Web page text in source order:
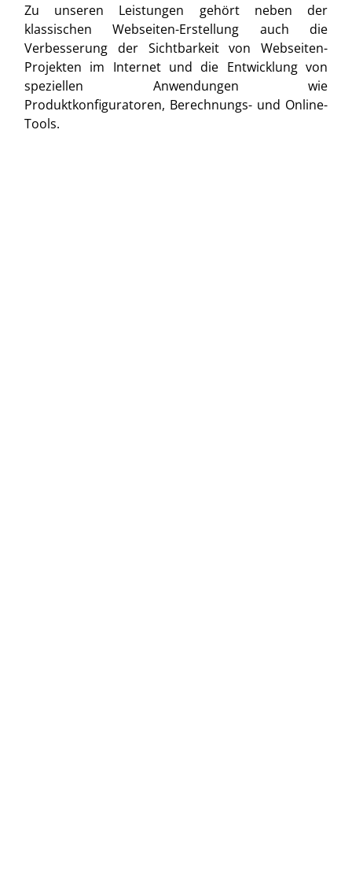
Zu unseren Leistungen gehört neben der
klassischen Webseiten-Erstellung auch die
Verbesserung der Sichtbarkeit von Webseiten-
Projekten im Internet und die Entwicklung von
speziellen Anwendungen wie
Produktkonfiguratoren, Berechnungs- und Online-
Tools.